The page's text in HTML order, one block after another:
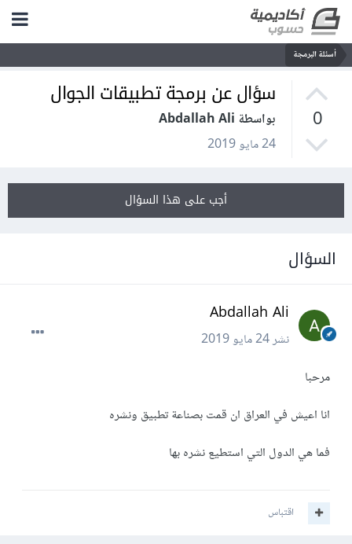
أسئلة البرمجة
0
سؤال عن برمجة تطبيقات الجوال
بواسطة Abdallah Ali
24 مايو 2019
أجب على هذا السؤال
السؤال
Abdallah Ali
نشر24 مايو 2019
مرحبا
انا اعيش في العراق ان قمت بصناعة تطبيق ونشره
فما هي الدول التي استطيع نشره بها
اقتباس